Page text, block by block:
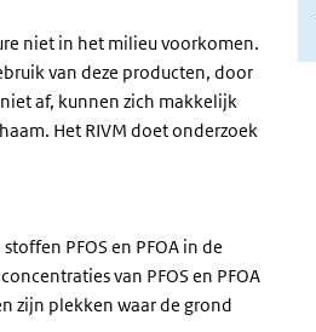
niet in het milieu voorkomen.
van deze producten, door
af, kunnen zich makkelijk
Het RIVM doet onderzoek
PFOS en PFOA in de
van PFOS en PFOA
zijn plekken waar de grond